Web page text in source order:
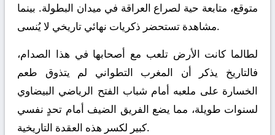
متوقع، متابعة حية لصراع العراقة في ميدان البطولة. بينما
مشاهدة تستحضر ذكريات نهائي تاريخي لا يُنسى.
لطالما كانت الأرض تلعب مع أصحابها في هذا الصدام،
فالتاريخ يذكر أن المغرب التطواني لم يتذوق طعم
الخسارة على ملعبه أمام شباب الفتح الرياضي البيضاوي
لسنوات طويلة، مما يضع الفريق الضيف أمام تحدٍ نفسي
كبير لكسر هذه العقدة التاريخية.